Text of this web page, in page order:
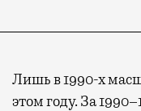
Лишь в 1990-х
этом году. За